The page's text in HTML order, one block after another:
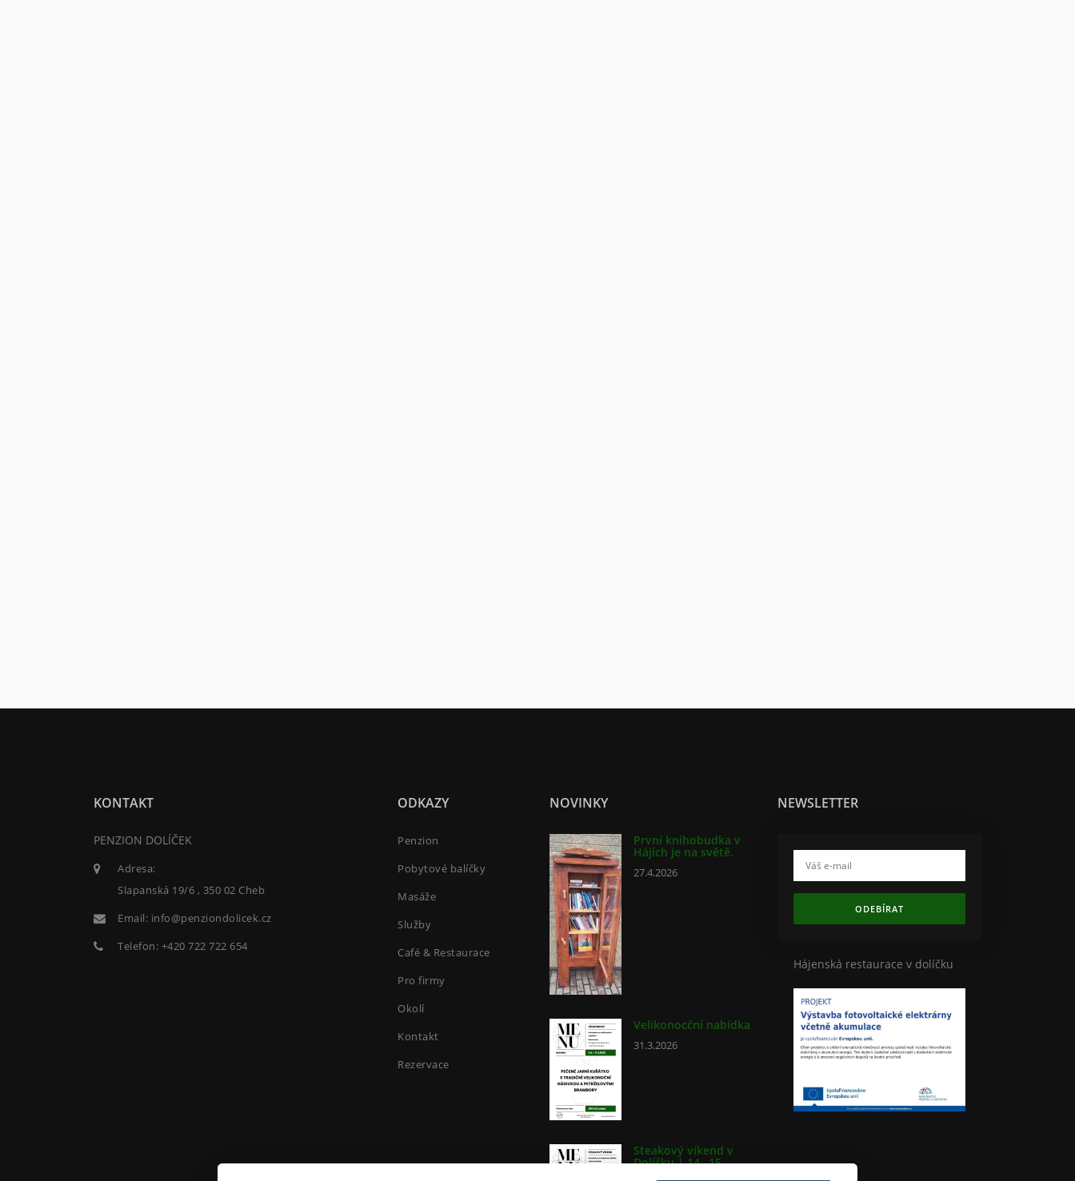
KONTAKT
PENZION DOLÍČEK
Adresa:
Slapanská 19/6 , 350 02 Cheb
Email: info@penziondolicek.cz
Telefon: +420 722 722 654
ODKAZY
Penzion
Pobytové balíčky
Masáže
Služby
Café & Restaurace
Pro firmy
Okolí
Kontakt
Rezervace
NOVINKY
První knihobudka v
Hájích je na světě.
27.4.2026
Velikonocční nabídka
31.3.2026
Steakový víkend v
Dolíčku | 14.–15.
NEWSLETTER
ODEBÍRAT
Hájenská restaurace v dolíčku